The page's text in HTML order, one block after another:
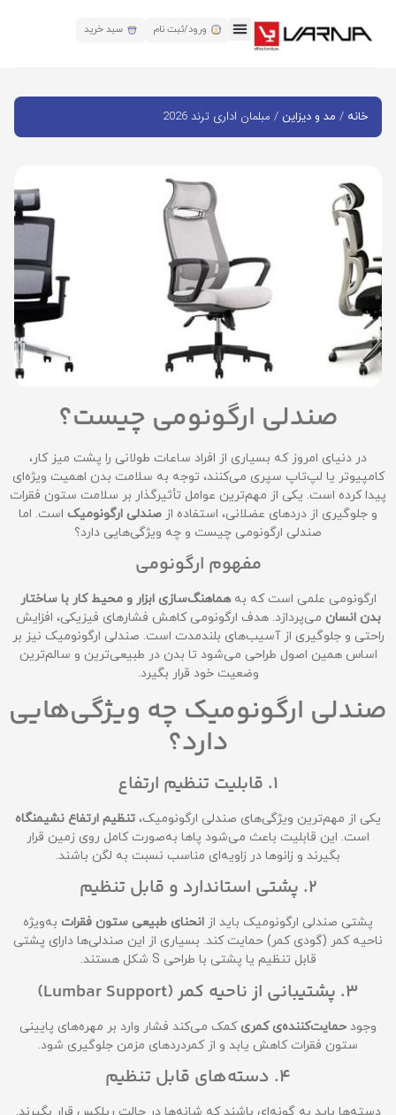
ورود/ثبت نام سبد خرید
خانه / مد و دیزاین / مبلمان اداری ترند 2026
صندلی ارگونومی چیست؟
در دنیای امروز که بسیاری از افراد ساعات طولانی را پشت میز کار،
کامپیوتر یا لپ‌تاپ سپری می‌کنند، توجه به سلامت بدن اهمیت ویژه‌ای
پیدا کرده است. یکی از مهم‌ترین عوامل تأثیرگذار بر سلامت ستون فقرات
و جلوگیری از دردهای عضلانی، استفاده از صندلی ارگونومیک است. اما
صندلی ارگونومی چیست و چه ویژگی‌هایی دارد؟
مفهوم ارگونومی
ارگونومی علمی است که بههماهنگ‌سازی ابزار و محیط کار با ساختار
بدن انسان می‌پردازد. هدف ارگونومی کاهش فشارهای فیزیکی، افزایش
راحتی و جلوگیری از آسیب‌های بلندمدت است. صندلی ارگونومیک نیز بر
اساس همین اصول طراحی می‌شود تا بدن در طبیعی‌ترین و سالم‌ترین
وضعیت خود قرار بگیرد.
صندلی ارگونومیک چه ویژگی‌هایی
دارد؟
1. قابلیت تنظیم ارتفاع
یکی از مهم‌ترین ویژگی‌های صندلی ارگونومیک، تنظیم ارتفاع نشیمنگاه
است. این قابلیت باعث می‌شود پاها به‌صورت کامل روی زمین قرار
بگیرند و زانوها در زاویه‌ای مناسب نسبت به لگن باشند.
2. پشتی استاندارد و قابل تنظیم
پشتی صندلی ارگونومیک باید از انحنای طبیعی ستون فقرات به‌ویژه
ناحیه کمر (گودی کمر) حمایت کند. بسیاری از این صندلی‌ها دارای پشتی
قابل تنظیم یا پشتی با طراحی S شکل هستند.
3. پشتیبانی از ناحیه کمر (Lumbar Support)
وجود حمایت‌کننده‌ی کمری کمک می‌کند فشار وارد بر مهره‌های پایینی
ستون فقرات کاهش یابد و از کمردردهای مزمن جلوگیری شود.
4. دسته‌های قابل تنظیم